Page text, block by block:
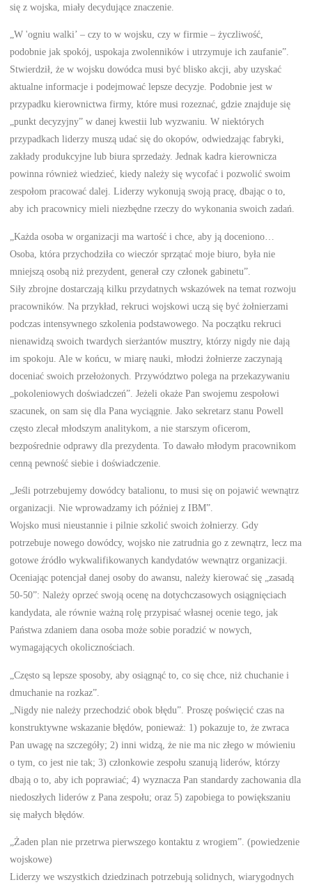
się z wojska, miały decydujące znaczenie.
„W 'ogniu walki’ – czy to w wojsku, czy w firmie – życzliwość,
podobnie jak spokój, uspokaja zwolenników i utrzymuje ich zaufanie”.
Stwierdził, że w wojsku dowódca musi być blisko akcji, aby uzyskać
aktualne informacje i podejmować lepsze decyzje. Podobnie jest w
przypadku kierownictwa firmy, które musi rozeznać, gdzie znajduje się
„punkt decyzyjny” w danej kwestii lub wyzwaniu. W niektórych
przypadkach liderzy muszą udać się do okopów, odwiedzając fabryki,
zakłady produkcyjne lub biura sprzedaży. Jednak kadra kierownicza
powinna również wiedzieć, kiedy należy się wycofać i pozwolić swoim
zespołom pracować dalej. Liderzy wykonują swoją pracę, dbając o to,
aby ich pracownicy mieli niezbędne rzeczy do wykonania swoich zadań.
„Każda osoba w organizacji ma wartość i chce, aby ją doceniono…
Osoba, która przychodziła co wieczór sprzątać moje biuro, była nie
mniejszą osobą niż prezydent, generał czy członek gabinetu”.
Siły zbrojne dostarczają kilku przydatnych wskazówek na temat rozwoju
pracowników. Na przykład, rekruci wojskowi uczą się być żołnierzami
podczas intensywnego szkolenia podstawowego. Na początku rekruci
nienawidzą swoich twardych sierżantów musztry, którzy nigdy nie dają
im spokoju. Ale w końcu, w miarę nauki, młodzi żołnierze zaczynają
doceniać swoich przełożonych. Przywództwo polega na przekazywaniu
„pokoleniowych doświadczeń”. Jeżeli okaże Pan swojemu zespołowi
szacunek, on sam się dla Pana wyciągnie. Jako sekretarz stanu Powell
często zlecał młodszym analitykom, a nie starszym oficerom,
bezpośrednie odprawy dla prezydenta. To dawało młodym pracownikom
cenną pewność siebie i doświadczenie.
„Jeśli potrzebujemy dowódcy batalionu, to musi się on pojawić wewnątrz
organizacji. Nie wprowadzamy ich później z IBM”.
Wojsko musi nieustannie i pilnie szkolić swoich żołnierzy. Gdy
potrzebuje nowego dowódcy, wojsko nie zatrudnia go z zewnątrz, lecz ma
gotowe źródło wykwalifikowanych kandydatów wewnątrz organizacji.
Oceniając potencjał danej osoby do awansu, należy kierować się „zasadą
50-50”: Należy oprzeć swoją ocenę na dotychczasowych osiągnięciach
kandydata, ale równie ważną rolę przypisać własnej ocenie tego, jak
Państwa zdaniem dana osoba może sobie poradzić w nowych,
wymagających okolicznościach.
„Często są lepsze sposoby, aby osiągnąć to, co się chce, niż chuchanie i
dmuchanie na rozkaz”.
„Nigdy nie należy przechodzić obok błędu”. Proszę poświęcić czas na
konstruktywne wskazanie błędów, ponieważ: 1) pokazuje to, że zwraca
Pan uwagę na szczegóły; 2) inni widzą, że nie ma nic złego w mówieniu
o tym, co jest nie tak; 3) członkowie zespołu szanują liderów, którzy
dbają o to, aby ich poprawiać; 4) wyznacza Pan standardy zachowania dla
niedoszłych liderów z Pana zespołu; oraz 5) zapobiega to powiększaniu
się małych błędów.
„Żaden plan nie przetrwa pierwszego kontaktu z wrogiem”. (powiedzenie
wojskowe)
Liderzy we wszystkich dziedzinach potrzebują solidnych, wiarygodnych